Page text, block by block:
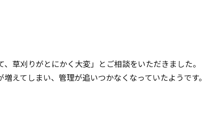
草刈りがとにかく大変」とご相談をいただきました。
えてしまい、管理が追いつかなくなっていたようです。